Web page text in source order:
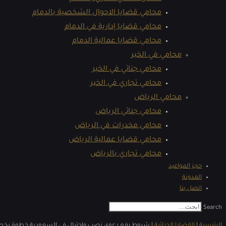
محامي قضايا الاحوال الشخصية بالدمام
محامي قضايا إدارية في الدمام
محامي قضايا عمالية الدمام
محامي في الخبر
محامي جنائي في الخبر
محامي تجاري في الخبر
محامي الرياض
محامي جنائي الرياض
محامي مخدرات في الرياض
محامي قضايا عمالية الرياض
محامي تجاري بالرياض
حجز المواعيد
المدونة
اتصل بنا
Search